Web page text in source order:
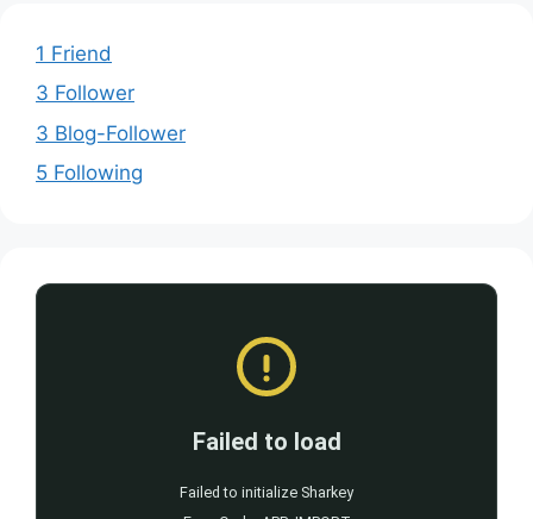
1 Friend
3 Follower
3 Blog-Follower
5 Following